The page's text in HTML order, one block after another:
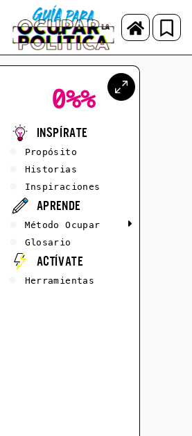
0%%
Inspírate
Propósito
Historias
Inspiraciones
Aprende
Método Ocupar
Glosario
Actívate
Herramientas